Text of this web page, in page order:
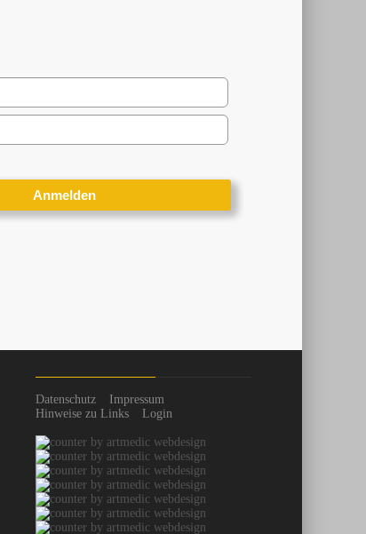
Datenschutz
Impressum
Hinweise zu Links
Login